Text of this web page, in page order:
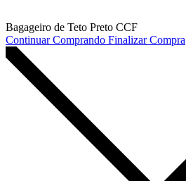
Bagageiro de Teto Preto CCF
Continuar Comprando Finalizar Compra